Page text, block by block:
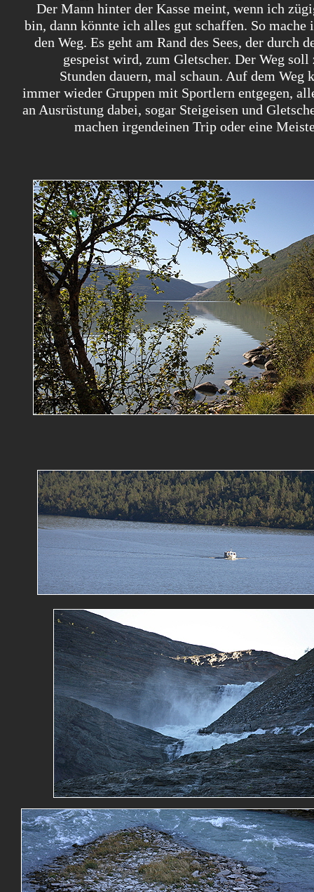
Der Mann hinter der Kasse meint, wenn ich
bin, dann könnte ich alles gut schaffen. So mache
den Weg. Es geht am Rand des Sees, der durch
gespeist wird, zum Gletscher. Der Weg
Stunden dauern, mal schaun. Auf dem Weg
immer wieder Gruppen mit Sportlern entgegen,
an Ausrüstung dabei, sogar Steigeisen und
machen irgendeinen Trip oder eine